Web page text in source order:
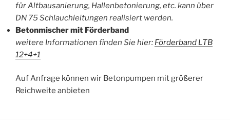
für Altbausanierung, Hallenbetonierung, etc. kann über
DN 75 Schlauchleitungen realisiert werden.
Betonmischer mit Förderband
weitere Informationen finden Sie hier: Förderband LTB
12+4+1
Auf Anfrage können wir Betonpumpen mit größerer
Reichweite anbieten